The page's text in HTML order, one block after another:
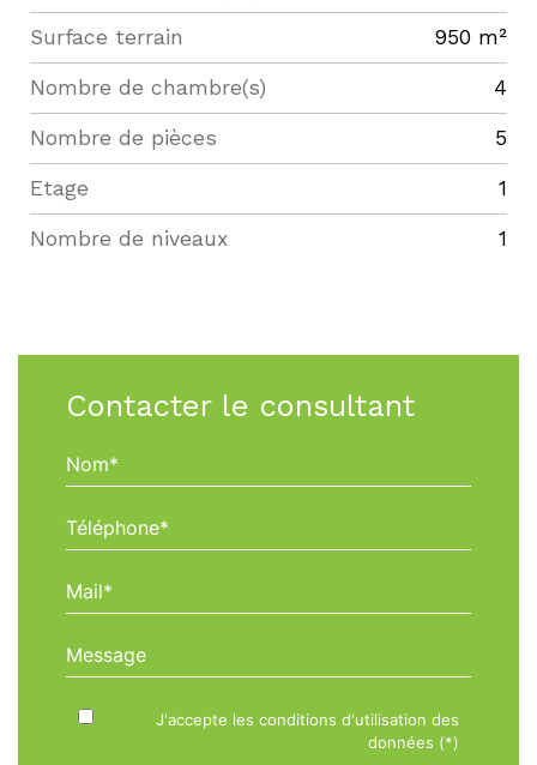
surface terrain 950 m²
Nombre de chambre(s) 4
Nombre de pièces 5
Etage 1
Nombre de niveaux 1
Contacter le consultant
Nom*
Téléphone*
Mail*
Message
J'accepte les conditions d'utilisation des
données (*)